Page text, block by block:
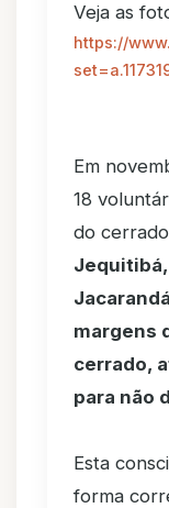
Veja as
https://
Em
18
do
margens
cerrado,
para não
Esta
forma